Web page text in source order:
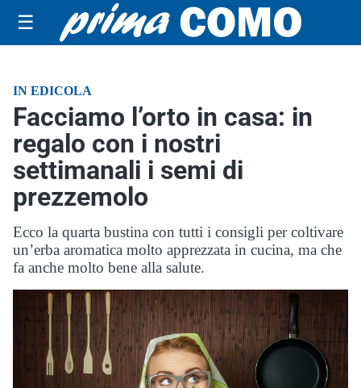
☰
IN EDICOLA
Facciamo l’orto in casa: in
regalo con i nostri
settimanali i semi di
prezzemolo
Ecco la quarta bustina con tutti i consigli per coltivare
un’erba aromatica molto apprezzata in cucina, ma che
fa anche molto bene alla salute.